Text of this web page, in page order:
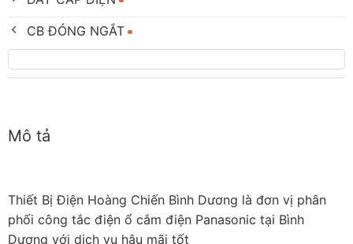
CB ĐÓNG NGẮT
Mô tả
Thiết Bị Điện Hoàng Chiến Bình Dương là đơn vị phân
phối công tắc điện ổ cắm điện Panasonic tại Bình
Dương với dịch vụ hậu mãi tốt